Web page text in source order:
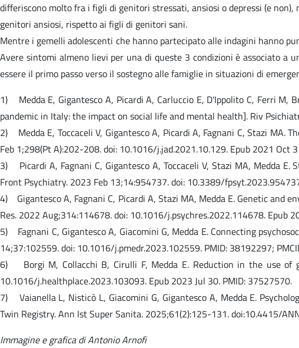
differiscono molto fra i figli di genitori stressati, ansiosi o depressi (e
genitori ansiosi, rispetto ai figli di genitori sani.
Mentre i gemelli adolescenti che hanno partecipato alle indagini hanno
Avere sintomi almeno lievi per una di queste 3 condizioni è associato a
essere il primo passo verso il sostegno alle famiglie in situazioni di
1) Medda E, Gigantesco A, Picardi A, Carluccio E, D'Ippolito C, Ferri M,
pandemic in Italy: the impact on social life and mental health]. Riv
2) Medda E, Toccaceli V, Gigantesco A, Picardi A, Fagnani C, Stazi MA.
Feb 1;298(Pt A):202-208. doi: 10.1016/j.jad.2021.10.129. Epub 2021 Oct
3) Picardi A, Fagnani C, Gigantesco A, Toccaceli V, Stazi MA, Medda
Front Psychiatry. 2023 Feb 13;14:954737. doi: 10.3389/
4) Gigantesco A, Fagnani C, Picardi A, Stazi MA, Medda E. Genetic and
Res. 2022 Aug;314:114678. doi: 10.1016/j.psychres.2022.114678. Epub
5) Fagnani C, Gigantesco A, Giacomini G, Medda E. Connecting
14;37:102559. doi: 10.1016/j.pmedr.2023.102559. PMID: 38192297;
6) Borgi M, Collacchi B, Cirulli F, Medda E. Reduction in the use of
10.1016/j.healthplace.2023.103093. Epub 2023 Jul 30. PMID: 37527570.
7) Vaianella L, Nisticò L, Giacomini G, Gigantesco A, Medda E.
Twin Registry. Ann Ist Super Sanita. 2025;61(2):125-131. doi:10.4415/
Immagine e grafica di Antonio Arnofi